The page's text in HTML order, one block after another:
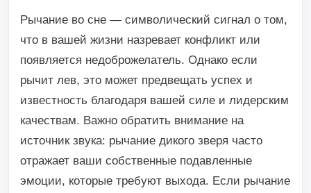
Рычание во сне — символический сигнал о том,
что в вашей жизни назревает конфликт или
появляется недоброжелатель. Однако если
рычит лев, это может предвещать успех и
известность благодаря вашей силе и лидерским
качествам. Важно обратить внимание на
источник звука: рычание дикого зверя часто
отражает ваши собственные подавленные
эмоции, которые требуют выхода. Если рычание